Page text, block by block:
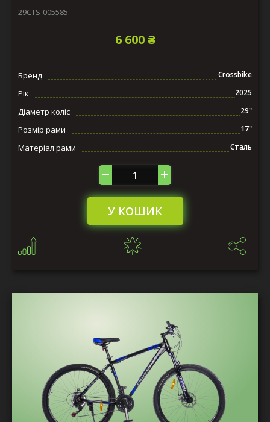
29СTS-005585
6 600 ₴
Бренд Crossbike
Рік 2025
Діаметр коліс 29"
Розмір рами 17"
Матеріал рами Сталь
У КОШИК